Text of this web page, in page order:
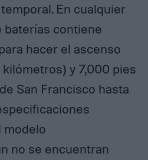
En cualquier
baterías contiene
hacer el ascenso
y 7,000 pies
San Francisco hasta
modelo
no se encuentran